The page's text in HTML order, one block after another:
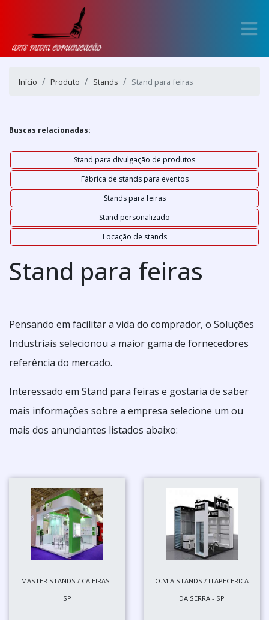
Início Produto Stands Stand para feiras
Buscas relacionadas:
Stand para divulgação de produtos
Fábrica de stands para eventos
Stands para feiras
Stand personalizado
Locação de stands
Stand para feiras
Pensando em facilitar a vida do comprador, o Soluções
Industriais selecionou a maior gama de fornecedores
referência do mercado.
Interessado em Stand para feiras e gostaria de saber
mais informações sobre a empresa selecione um ou
mais dos anunciantes listados abaixo:
MASTER STANDS / CAIEIRAS -
SP
O.M.A STANDS / ITAPECERICA
DA SERRA - SP